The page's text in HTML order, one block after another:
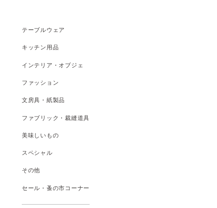
テーブルウェア
キッチン用品
インテリア・オブジェ
ファッション
文房具・紙製品
ファブリック・裁縫道具
美味しいもの
スペシャル
その他
セール・蚤の市コーナー